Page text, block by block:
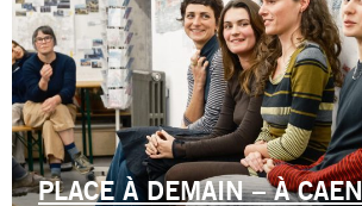
PLACE À DEMAIN – À